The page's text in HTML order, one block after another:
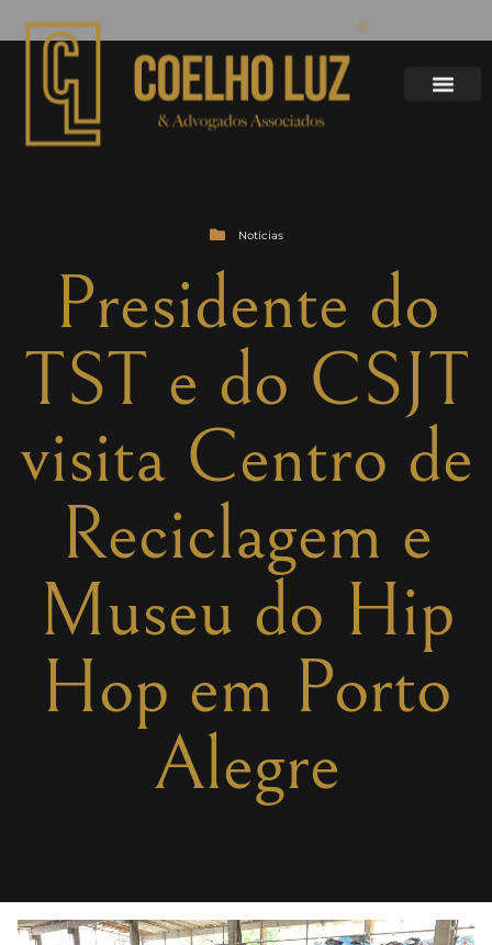
Notícias
Presidente do
TST e do CSJT
visita Centro de
Reciclagem e
Museu do Hip
Hop em Porto
Alegre